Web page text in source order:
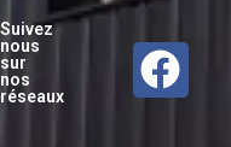
Suivez
nous
sur
nos
réseaux